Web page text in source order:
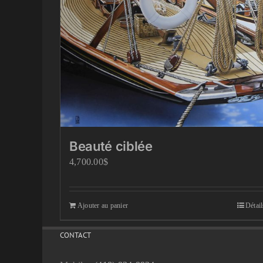
Beauté ciblée
4,700.00$
Ajouter au panier
CONTACT